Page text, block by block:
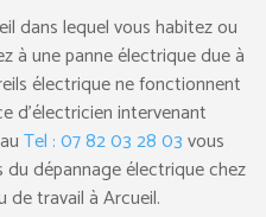
dans lequel vous habitez ou
à une panne électrique due à
électrique ne fonctionnent
d’électricien intervenant
Tel : 07 82 03 28 03vous
dépannage électrique chez
de travail à Arcueil.